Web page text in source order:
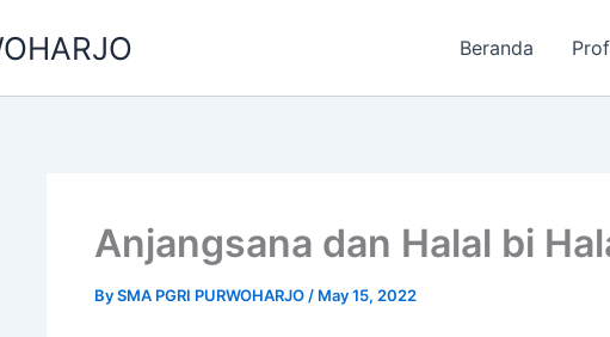
Beranda
Anjangsana dan Halal bi
BySMA PGRI PURWOHARJO / May 15, 2022